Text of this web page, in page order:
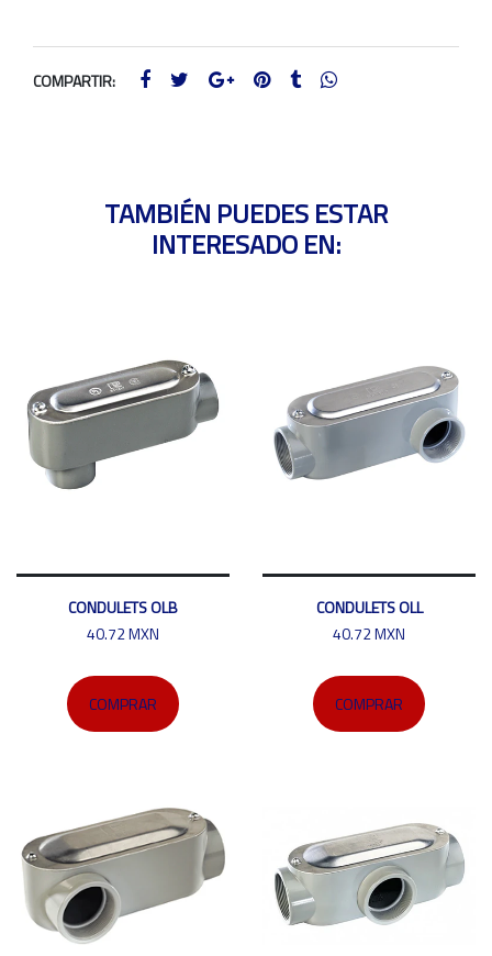
COMPARTIR:
TAMBIÉN PUEDES ESTAR
INTERESADO EN:
CONDULETS OLB
40.72 MXN
COMPRAR
CONDULETS OLL
40.72 MXN
COMPRAR